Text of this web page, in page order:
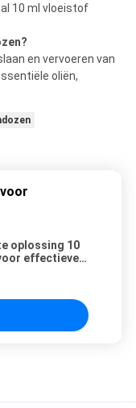
10 ml vloeistof
en vervoeren van
oliën,
oplossing 10
effectieve